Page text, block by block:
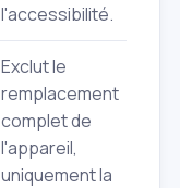
l'accessibilité.
Exclut le
remplacement
complet de
l'appareil,
uniquement la